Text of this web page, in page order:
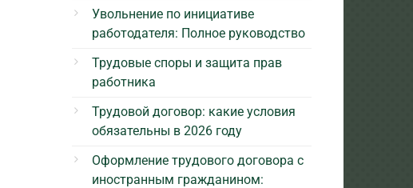
Увольнение по инициативе
работодателя: Полное руководство
Трудовые споры и защита прав
работника
Трудовой договор: какие условия
обязательны в 2026 году
Оформление трудового договора с
иностранным гражданином: